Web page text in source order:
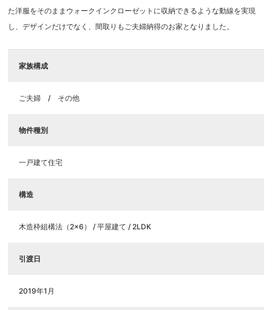
た洋服をそのままウォークインクローゼットに収納できるような動線を実現
し、デザインだけでなく、間取りもご夫婦納得のお家となりました。
家族構成
ご夫婦 その他
物件種別
一戸建て住宅
構造
木造枠組構法（2×6） / 平屋建て / 2LDK
引渡日
2019年1月